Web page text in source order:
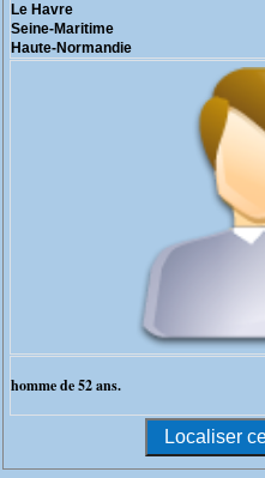
Le Havre
Seine-Maritime
Haute-Normandie
homme de 52 ans.